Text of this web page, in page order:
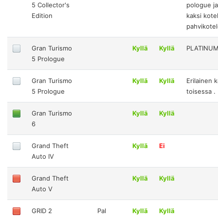
5 Collector's
Edition
pologue
kaksi
Gran Turismo
5 Prologue
Kyllä Kyllä
Gran Turismo
5 Prologue
Kyllä Kyllä
Erilainen
toisessa .
Gran Turismo
6
Kyllä Kyllä
Grand Theft
Auto IV
Kyllä Ei
Grand Theft
Auto V
Kyllä Kyllä
GRID 2 Pal Kyllä Kyllä